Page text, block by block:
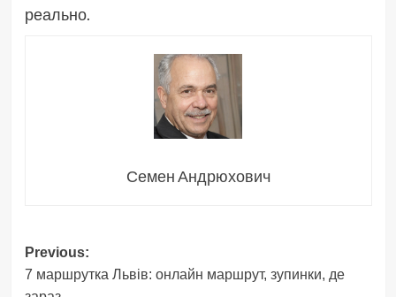
реально.
Семен Андрюхович
Post
navigation
Previous:
7 маршрутка Львів: онлайн маршрут, зупинки, де